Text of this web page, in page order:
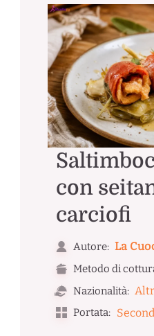
con
carciofi
Autore: La
Metodo di
Nazionalità:
Portata: